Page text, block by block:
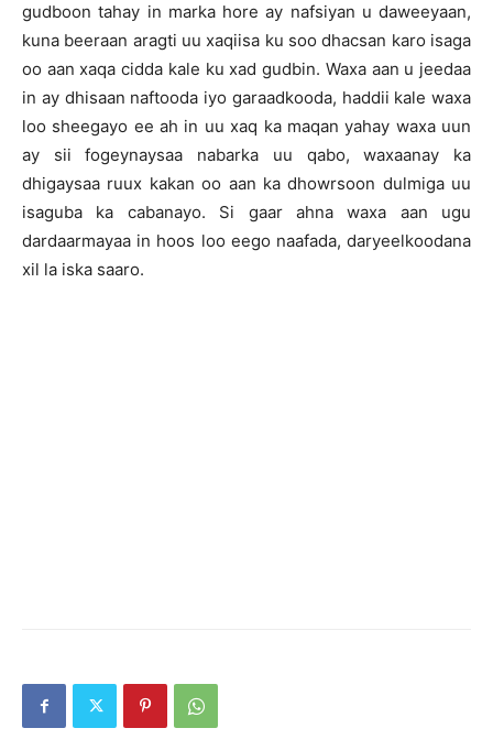
gudboon tahay in marka hore ay nafsiyan u daweeyaan,
kuna beeraan aragti uu xaqiisa ku soo dhacsan karo isaga
oo aan xaqa cidda kale ku xad gudbin. Waxa aan u jeedaa
in ay dhisaan naftooda iyo garaadkooda, haddii kale waxa
loo sheegayo ee ah in uu xaq ka maqan yahay waxa uun
ay sii fogeynaysaa nabarka uu qabo, waxaanay ka
dhigaysaa ruux kakan oo aan ka dhowrsoon dulmiga uu
isaguba ka cabanayo. Si gaar ahna waxa aan ugu
dardaarmayaa in hoos loo eego naafada, daryeelkoodana
xil la iska saaro.